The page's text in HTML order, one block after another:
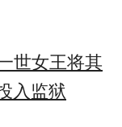
世女王将其
入监狱